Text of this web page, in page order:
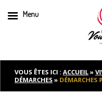
to
contentVOUS ÊTES ICI : ACCUEIL»
DÉMARCHES » DÉMARCHES
Menu